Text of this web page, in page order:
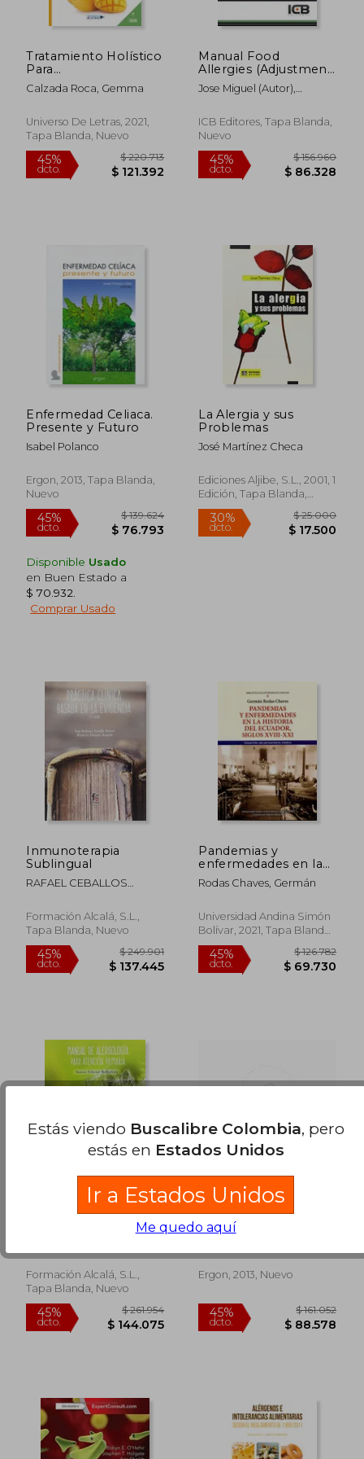
45% $ 440.707 45%
Tratamiento Holístico
Para
Hipersensibilidades
Calzada Roca, Gemma
Universo De Letras, 2021,
Tapa Blanda, Nuevo
45%
dcto.
$ 220.713
$ 121.392
Manual Food
Allergies (Adjustment
To Eu Regulation
1169/2011)
Jose Miguel (Autor),
Requena Peláez
ICB Editores, Tapa Blanda,
Nuevo
45%
dcto.
Enfermedad Celiaca.
Presente y Futuro
Isabel Polanco
Ergon, 2013, Tapa Blanda,
Nuevo
45%
Disponible Usado
en Buen Estado a
$ 70.932
Comprar Usado
La Alergia y sus
Problemas
José Martínez Checa
Ediciones Aljibe, S.L., 2001, 1
Edición, Tapa Blanda,
Nuevo
30%
Inmunoterapia
Sublingual
RAFAEL CEBALLOS
Formación Alcalá, S.L.,
Tapa Blanda, Nuevo
45%
dcto. $ 137.445
Pandemias y
enfermedades en la
historia del Ecuador,
siglos XVIII-XXI.
pensamiento médica
Rodas Chaves, Germán
Universidad Andina Simón
Bolívar, 2021, Tapa Blanda,
Nuevo
45%
dcto. $
ALERGOLOGIA PARA
EDICION
Ballesteros
Formación Alcalá, S.L.,
Tapa Blanda, Nuevo
Alergologia
Ergon, 2013, Nuevo
Estás viendo Buscalibre Colombia, pero
estás en Estados Unidos
Ir a Estados Unidos
Me quedo aquí